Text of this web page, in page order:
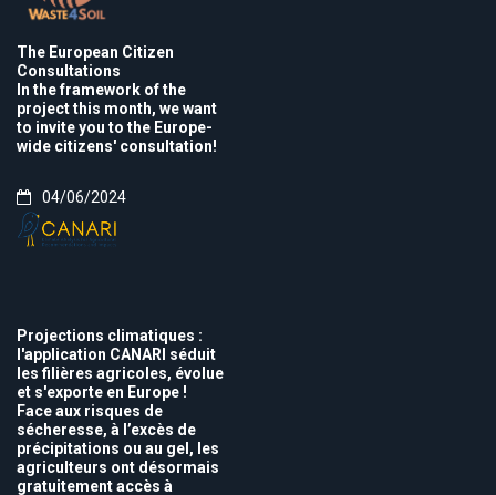
The European Citizen
Consultations
In the framework of the
project this month, we want
to invite you to the Europe-
wide citizens' consultation!
04/06/2024
Projections climatiques :
l'application CANARI séduit
les filières agricoles, évolue
et s'exporte en Europe !
Face aux risques de
sécheresse, à l’excès de
précipitations ou au gel, les
agriculteurs ont désormais
gratuitement accès à